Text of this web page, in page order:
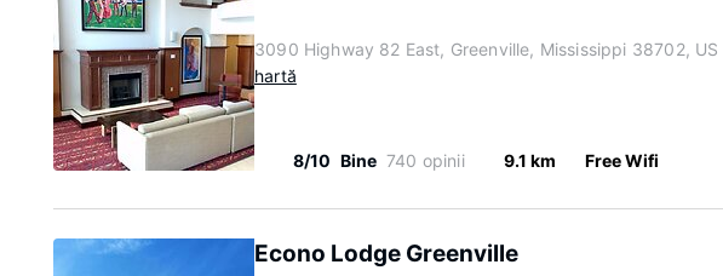
3090 Highway 82 East, Greenville, Mississippi 38702, US
hartă
8/10 Bine 740 opinii 9.1 km Free Wifi
Econo Lodge Greenville